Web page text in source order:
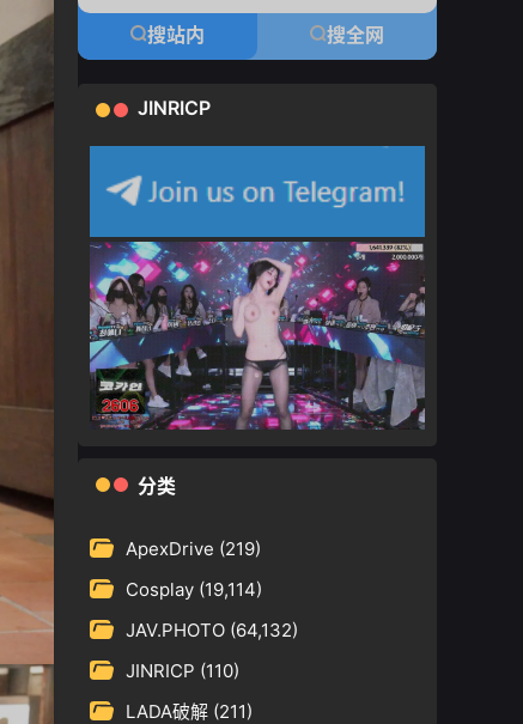
搜站内 搜全网
JINRICP
分类
ApexDrive (219)
Cosplay (19,114)
JAV.PHOTO (64,132)
JINRICP (110)
LADA破解 (211)